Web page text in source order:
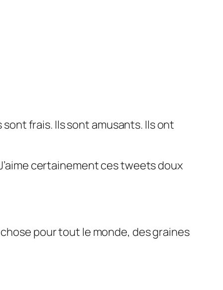
frais. Ils sont amusants. Ils ont
certainement ces tweets doux
pour tout le monde, des graines